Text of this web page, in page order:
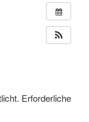
Erforderliche